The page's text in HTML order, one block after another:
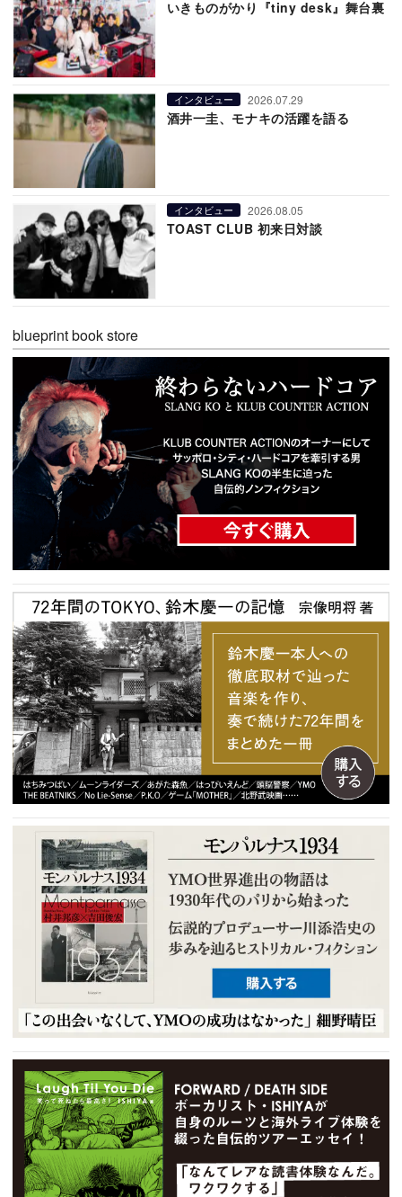
いきものがかり『tiny desk』舞台裏
インタビュー 2026.07.29
酒井一圭、モナキの活躍を語る
インタビュー 2026.08.05
TOAST CLUB 初来日対談
blueprint book store